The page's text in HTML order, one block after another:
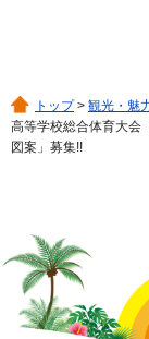
トップ> 観光・魅
高等学校総合体育大会
図案」募集!!